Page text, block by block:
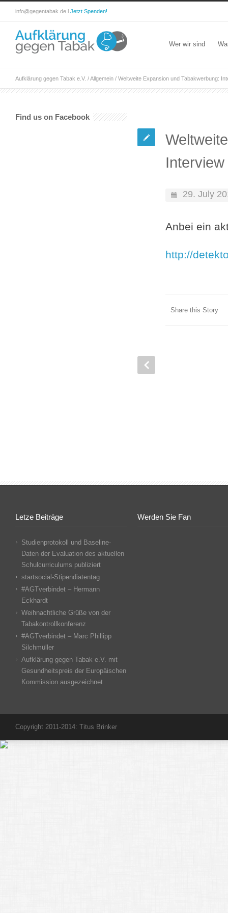
info@gegentabak.de l Jetzt Spenden!
Wer wir sind
Aufklärung gegen Tabak e.V. /Allgemein / Weltweite Expansion und Tabakwerbung:
29. July
Anbei ein
http://
Share this Story
Find us on Facebook
Letze Beiträge
Studienprotokoll und Baseline-
Daten der Evaluation des aktuellen
Schulcurriculums publiziert
startsocial-Stipendiatentag
#AGTverbindet – Hermann
Eckhardt
Weihnachtliche Grüße von der
Tabakontrollkonferenz
#AGTverbindet – Marc Phillipp
Silchmüller
Aufklärung gegen Tabak e.V. mit
Gesundheitspreis der Europäischen
Kommission ausgezeichnet
Werden Sie Fan
Copyright 2011-2014: Titus Brinker